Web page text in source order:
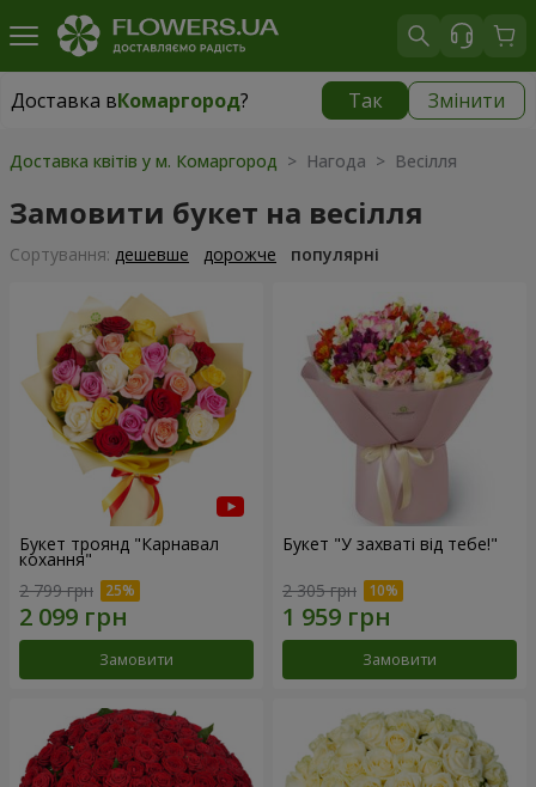
Доставка вКомаргород? Так Змінити
Доставка вКомаргород|
Доставка квітів у м. Комаргород > Нагода > Весілля
Замовити букет на весілля
Сортування: дешевше дорожче популярні
Букет троянд "Карнавал
кохання"
2 799 грн
Замовити
Букет "У захваті від тебе!"
2 305 грн
Замовити